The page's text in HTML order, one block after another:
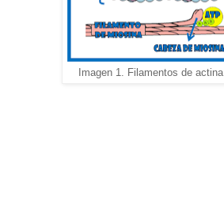
Imagen 1. Filamentos de